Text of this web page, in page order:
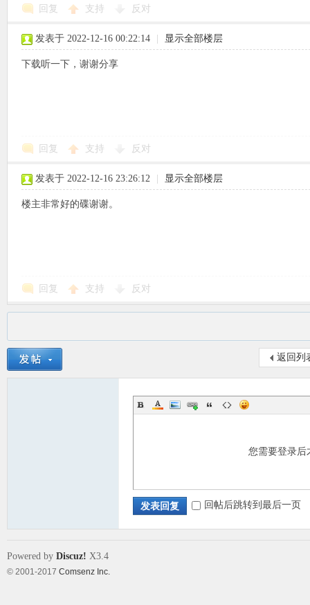
回复 支持 反对
发表于 2022-12-16 00:22:14 显示全部楼层
下载听一下，谢谢分享
回复 支持 反对
发表于 2022-12-16 23:26:12 显示全部楼层
楼主非常好的碟谢谢。
回复 支持 反对
返回列
您需要登录
发表回复 回帖后跳转到最后一页
Powered by Discuz! X3.4
© 2001-2017 Comsenz Inc.